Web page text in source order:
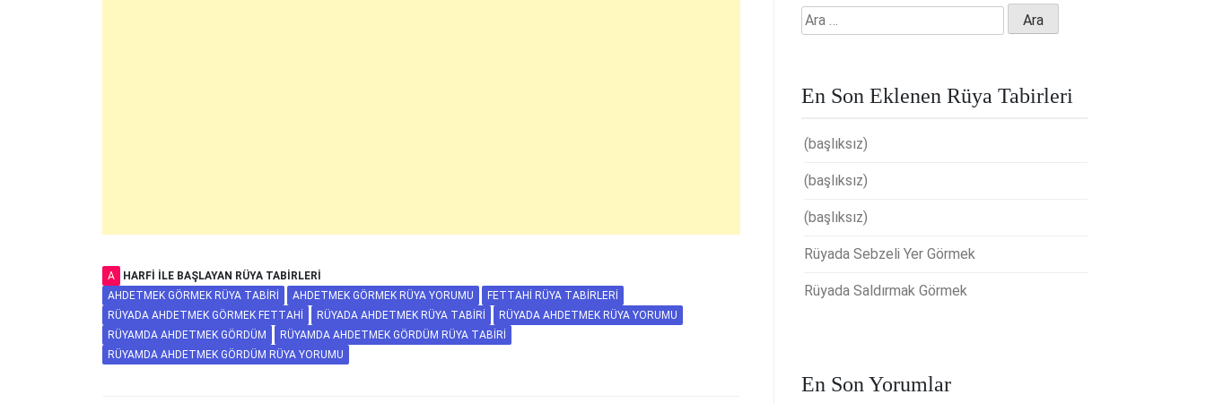
A
HARFI ILE BAŞLAYAN RÜYA TABIRLERI
AHDETMEK GÖRMEK RÜYA TABIRI
AHDETMEK GÖRMEK RÜYA YORUMU
FETTAHI RÜYA TABIRLERI
RÜYADA AHDETMEK GÖRMEK FETTAHI
RÜYADA AHDETMEK RÜYA TABIRI
RÜYADA AHDETMEK RÜYA YORUMU
RÜYAMDA AHDETMEK GÖRDÜM
RÜYAMDA AHDETMEK GÖRDÜM RÜYA TABIRI
RÜYAMDA AHDETMEK GÖRDÜM RÜYA YORUMU
Arama:
En Son Eklenen Rüya Tabirleri
(başlıksız)
(başlıksız)
(başlıksız)
Rüyada Sebzeli Yer Görmek
Rüyada Saldırmak Görmek
En Son Yorumlar